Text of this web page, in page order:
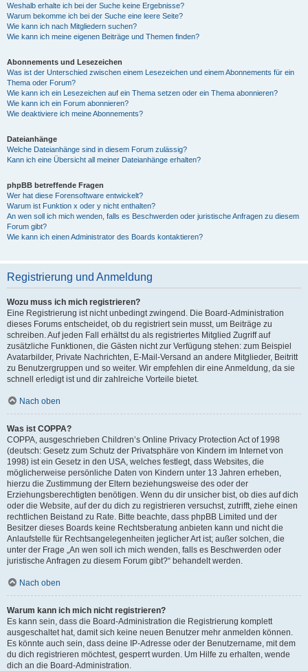
Weshalb erhalte ich bei der Suche keine Ergebnisse?
Warum bekomme ich bei der Suche eine leere Seite?
Wie kann ich nach Mitgliedern suchen?
Wie kann ich meine eigenen Beiträge und Themen finden?
Abonnements und Lesezeichen
Was ist der Unterschied zwischen einem Lesezeichen und einem Abonnements für ein
Thema oder Forum?
Wie kann ich ein Lesezeichen auf ein Thema setzen oder ein Thema abonnieren?
Wie kann ich ein Forum abonnieren?
Wie deaktiviere ich meine Abonnements?
Dateianhänge
Welche Dateianhänge sind in diesem Forum zulässig?
Kann ich eine Übersicht all meiner Dateianhänge erhalten?
phpBB betreffende Fragen
Wer hat diese Forensoftware entwickelt?
Warum ist Funktion x oder y nicht enthalten?
An wen soll ich mich wenden, falls es Beschwerden oder juristische Anfragen zu diesem
Forum gibt?
Wie kann ich einen Administrator des Boards kontaktieren?
Registrierung und Anmeldung
Wozu muss ich mich registrieren?
Eine Registrierung ist nicht unbedingt zwingend. Die Board-Administration
dieses Forums entscheidet, ob du registriert sein musst, um Beiträge zu
schreiben. Auf jeden Fall erhältst du als registriertes Mitglied Zugriff auf
zusätzliche Funktionen, die Gästen nicht zur Verfügung stehen: zum Beispiel
Avatarbilder, Private Nachrichten, E-Mail-Versand an andere Mitglieder, Beitritt
zu Benutzergruppen und so weiter. Wir empfehlen dir eine Anmeldung, da sie
schnell erledigt ist und dir zahlreiche Vorteile bietet.
Nach oben
Was ist COPPA?
COPPA, ausgeschrieben Children’s Online Privacy Protection Act of 1998
(deutsch: Gesetz zum Schutz der Privatsphäre von Kindern im Internet von
1998) ist ein Gesetz in den USA, welches festlegt, dass Websites, die
möglicherweise persönliche Daten von Kindern unter 13 Jahren erheben,
hierzu die Zustimmung der Eltern beziehungsweise des oder der
Erziehungsberechtigten benötigen. Wenn du dir unsicher bist, ob dies auf dich
oder die Website, auf der du dich zu registrieren versuchst, zutrifft, ziehe einen
rechtlichen Beistand zu Rate. Bitte beachte, dass phpBB Limited und der
Besitzer dieses Boards keine Rechtsberatung anbieten kann und nicht die
Anlaufstelle für Rechtsangelegenheiten jeglicher Art ist; außer solchen, die
unter der Frage „An wen soll ich mich wenden, falls es Beschwerden oder
juristische Anfragen zu diesem Forum gibt?“ behandelt werden.
Nach oben
Warum kann ich mich nicht registrieren?
Es kann sein, dass die Board-Administration die Registrierung komplett
ausgeschaltet hat, damit sich keine neuen Benutzer mehr anmelden können.
Es könnte auch sein, dass deine IP-Adresse oder der Benutzername, mit dem
du dich registrieren möchtest, gesperrt wurden. Um Hilfe zu erhalten, wende
dich an die Board-Administration.